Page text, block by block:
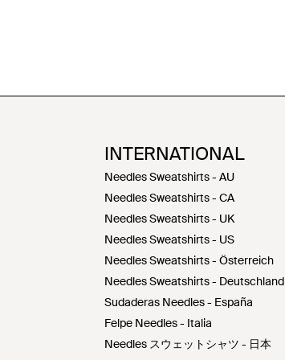
INTERNATIONAL
Needles Sweatshirts - AU
Needles Sweatshirts - CA
Needles Sweatshirts - UK
Needles Sweatshirts - US
Needles Sweatshirts - Österreich
Needles Sweatshirts - Deutschland
Sudaderas Needles - España
Felpe Needles - Italia
Needles スウェットシャツ - 日本